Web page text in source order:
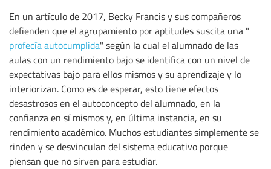
En un artículo de 2017, Becky Francis y sus compañeros
defienden que el agrupamiento por aptitudes suscita una "
profecía autocumplida" según la cual el alumnado de las
aulas con un rendimiento bajo se identifica con un nivel de
expectativas bajo para ellos mismos y su aprendizaje y lo
interiorizan. Como es de esperar, esto tiene efectos
desastrosos en el autoconcepto del alumnado, en la
confianza en sí mismos y, en última instancia, en su
rendimiento académico. Muchos estudiantes simplemente se
rinden y se desvinculan del sistema educativo porque
piensan que no sirven para estudiar.